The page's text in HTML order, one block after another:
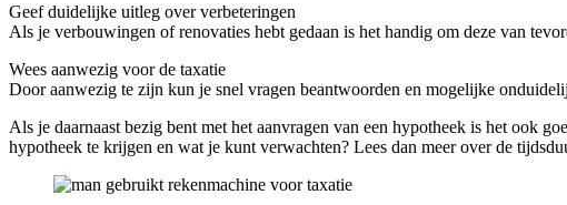
Geef duidelijke uitleg over verbeteringen
Als je verbouwingen of renovaties hebt gedaan is het handig om deze van
Wees aanwezig voor de taxatie
Door aanwezig te zijn kun je snel vragen beantwoorden en mogelijke
Als je daarnaast bezig bent met het aanvragen van een hypotheek is het ook
hypotheek te krijgen en wat je kunt verwachten? Lees dan meer over de